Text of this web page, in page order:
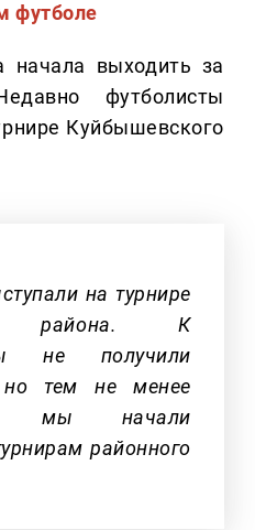
футболе
начала выходить за
футболисты
Куйбышевского
на турнире
района. К
не получили
но тем не менее
мы начали
районного